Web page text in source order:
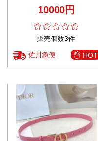
10000円
販売個数3件
佐川急便 HOT